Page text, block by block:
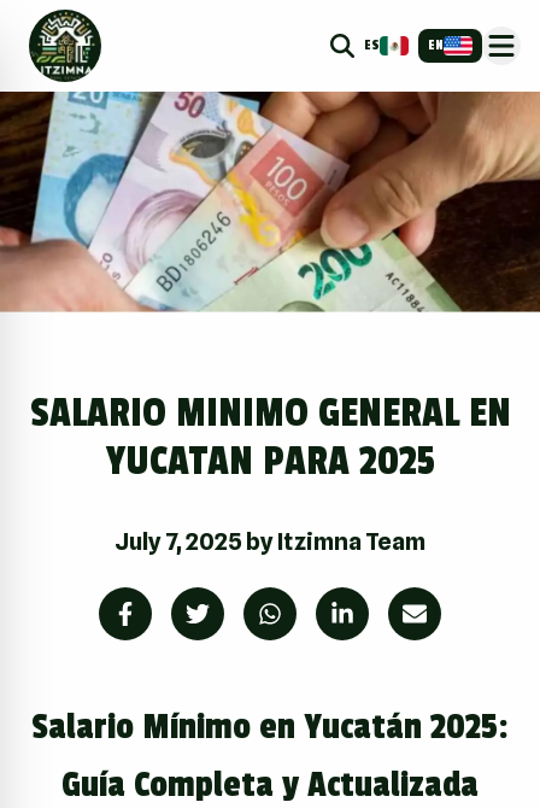
ES EN
SALARIO MINIMO GENERAL EN
YUCATAN PARA 2025
July 7, 2025 byItzimna Team
Salario Mínimo en Yucatán 2025:
Guía Completa y Actualizada